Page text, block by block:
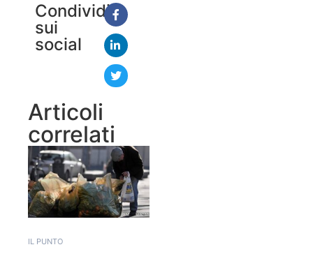
Condividi
sui
social
Articoli
correlati
IL PUNTO